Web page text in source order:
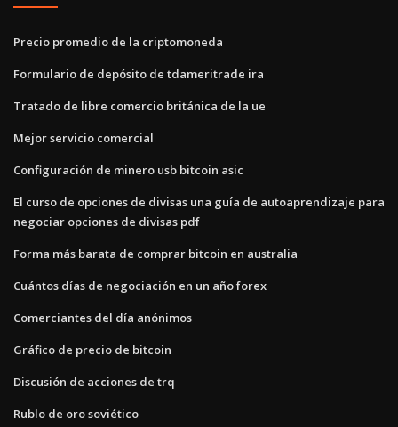
Precio promedio de la criptomoneda
Formulario de depósito de tdameritrade ira
Tratado de libre comercio británica de la ue
Mejor servicio comercial
Configuración de minero usb bitcoin asic
El curso de opciones de divisas una guía de autoaprendizaje para
negociar opciones de divisas pdf
Forma más barata de comprar bitcoin en australia
Cuántos días de negociación en un año forex
Comerciantes del día anónimos
Gráfico de precio de bitcoin
Discusión de acciones de trq
Rublo de oro soviético